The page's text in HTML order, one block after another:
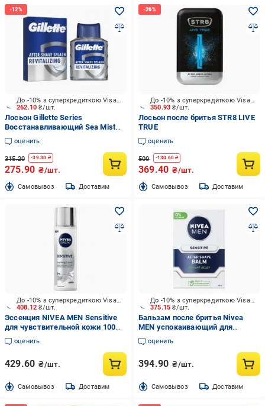
262.10₴/шт.
До -10% з суперкредиткою Visa Вигода
Лосьон Gillette Series
Восстанавливающий Sea Mist
100 мл
оценить
315.20 -39.30 ₴
275.90 ₴/шт.
Cамовывоз Доставим
350.93₴/шт.
До -10% з суперкредиткою Visa Вигода
Лосьон после бритья STR8 LIVE
TRUE
оценить
500 -130.60₴
369.40 ₴/шт.
Cамовывоз Доставим
408.12₴/шт.
До -10% з суперкредиткою Visa Вигода
Эссенция NIVEA MEN Sensitive
для чувствительной кожи 100
мл
оценить
429.60 ₴/шт.
Cамовывоз Доставим
375.15₴/шт.
До -10% з суперкредиткою Visa Вигода
Бальзам после бритья Nivea
MEN успокаивающий для
чувствительной кожи 100 мл
оценить
394.90 ₴/шт.
Cамовывоз Доставим